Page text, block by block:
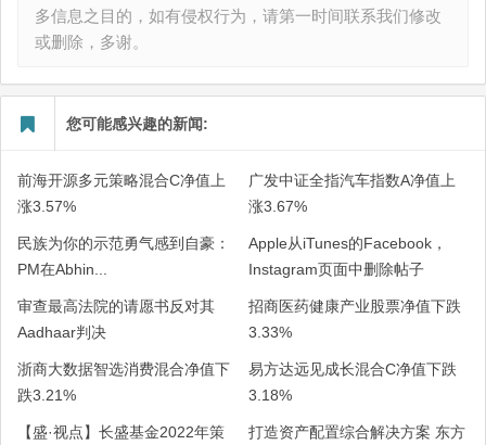
多信息之目的，如有侵权行为，请第一时间联系我们修改
或删除，多谢。
您可能感兴趣的新闻:
前海开源多元策略混合C净值上
涨3.57%
广发中证全指汽车指数A净值上
涨3.67%
民族为你的示范勇气感到自豪：
PM在Abhin...
Apple从iTunes的Facebook，
Instagram页面中删除帖子
审查最高法院的请愿书反对其
Aadhaar判决
招商医药健康产业股票净值下跌
3.33%
浙商大数据智选消费混合净值下
跌3.21%
易方达远见成长混合C净值下跌
3.18%
【盛·视点】长盛基金2022年策 打造资产配置综合解决方案 东方